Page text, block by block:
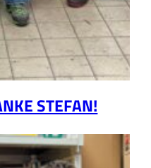
STEFAN!